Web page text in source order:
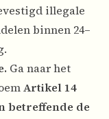
illegale
binnen 24–
Ga naar het
Artikel 14
betreffende de